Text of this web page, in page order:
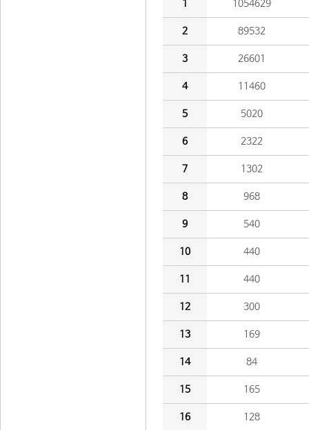
1 1054629
2 89532
3 26601
4 11460
5 5020
6 2322
7 1302
8 968
9 540
10 440
11 440
12 300
13 169
14 84
15 165
16 128